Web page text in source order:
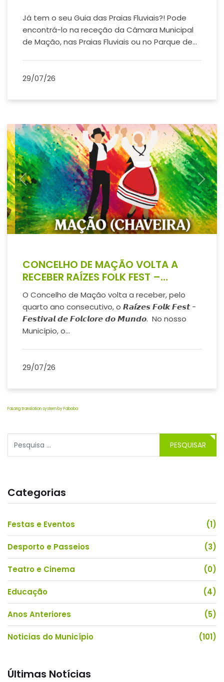
PESQUISAR
Categorias
Festas e Eventos (1)
Desporto e Passeios (3)
Teatro e Cinema (0)
Educação (4)
Anos Anteriores (5)
Noticias do Município (101)
Últimas Notícias
Já tem o seu Guia das Praias Fluviais?! Pode
encontrá-lo na receção da Câmara Municipal
de Mação, nas Praias Fluviais ou no Parque de...
29/07/26
Previous Next
CONCELHO DE MAÇÃO VOLTA A
RECEBER RAÍZES FOLK FEST –
FESTIVAL DE FOLCLORE DO MUNDO
O Concelho de Mação volta a receber, pelo
quarto ano consecutivo, o 𝙍𝙖𝙞́𝙯𝙚𝙨 𝙁𝙤𝙡𝙠 𝙁𝙚𝙨𝙩 -
𝙁𝙚𝙨𝙩𝙞𝙫𝙖𝙡 𝙙𝙚 𝙁𝙤𝙡𝙘𝙡𝙤𝙧𝙚 𝙙𝙤 𝙈𝙪𝙣𝙙𝙤. No nosso
Município, o...
29/07/26
FaLang translation system by Faboba